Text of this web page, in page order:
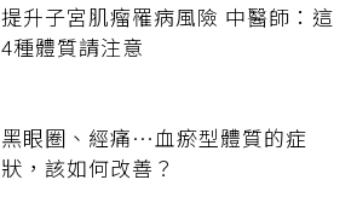
提升子宮肌瘤罹病風險 中醫師：這
4種體質請注意
黑眼圈、經痛…血瘀型體質的症
狀，該如何改善？